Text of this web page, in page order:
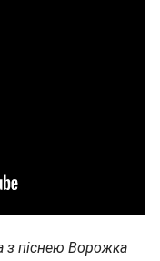
з піснею Ворожка